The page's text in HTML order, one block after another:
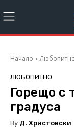
Начало
ЛЮБОПИТНО
Горещо с
градуса
By Д. Христовски